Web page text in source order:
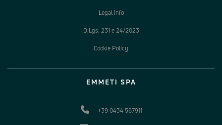
Legal Info
D.Lgs. 231 e 24/2023
Cookie Policy
EMMETI SPA
+39 0434 567911